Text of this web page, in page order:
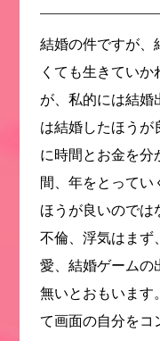
結婚の件ですが、
くても生きてい
が、私的には結婚
は結婚したほうが
に時間とお金を分
間、年をとってい
ほうが良いのでは
不倫、浮気はまず
愛、結婚ゲームの
無いとおもいます
て画面の自分をコ